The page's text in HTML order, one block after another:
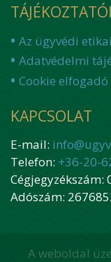
Az ügyvédi
Adatvédelmi
Cookie
KAPCSOLAT
E-mail:
Telefon: +36-20-
Cégjegyzékszám:
Adószám:
A weboldal